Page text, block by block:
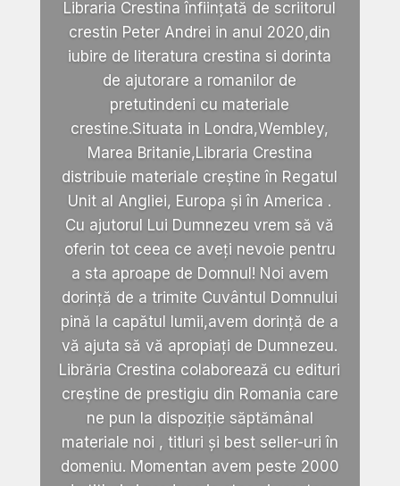
Libraria Crestina înființată de scriitorul
crestin Peter Andrei in anul 2020,din
iubire de literatura crestina si dorinta
de ajutorare a romanilor de
pretutindeni cu materiale
crestine.Situata in Londra,Wembley,
Marea Britanie,Libraria Crestina
distribuie materiale creștine în Regatul
Unit al Angliei, Europa și în America .
Cu ajutorul Lui Dumnezeu vrem să vă
oferin tot ceea ce aveți nevoie pentru
a sta aproape de Domnul! Noi avem
dorință de a trimite Cuvântul Domnului
pină la capătul lumii,avem dorință de a
vă ajuta să vă apropiați de Dumnezeu.
Librăria Crestina colaborează cu edituri
creștine de prestigiu din Romania care
ne pun la dispoziție săptămânal
materiale noi , titluri și best seller-uri în
domeniu. Momentan avem peste 2000